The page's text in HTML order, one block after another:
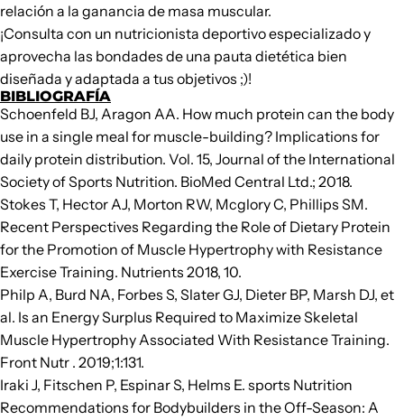
relación a la ganancia de masa muscular.
¡Consulta con un nutricionista deportivo especializado y
aprovecha las bondades de una pauta dietética bien
diseñada y adaptada a tus objetivos ;)!
BIBLIOGRAFÍA
Schoenfeld BJ, Aragon AA. How much protein can the body
use in a single meal for muscle-building? Implications for
daily protein distribution. Vol. 15, Journal of the International
Society of Sports Nutrition. BioMed Central Ltd.; 2018.
Stokes T, Hector AJ, Morton RW, Mcglory C, Phillips SM.
Recent Perspectives Regarding the Role of Dietary Protein
for the Promotion of Muscle Hypertrophy with Resistance
Exercise Training. Nutrients 2018, 10.
Philp A, Burd NA, Forbes S, Slater GJ, Dieter BP, Marsh DJ, et
al. Is an Energy Surplus Required to Maximize Skeletal
Muscle Hypertrophy Associated With Resistance Training.
Front Nutr . 2019;1:131.
Iraki J, Fitschen P, Espinar S, Helms E. sports Nutrition
Recommendations for Bodybuilders in the Off-Season: A